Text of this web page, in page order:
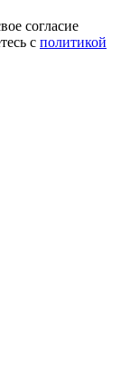
согласие
с политикой